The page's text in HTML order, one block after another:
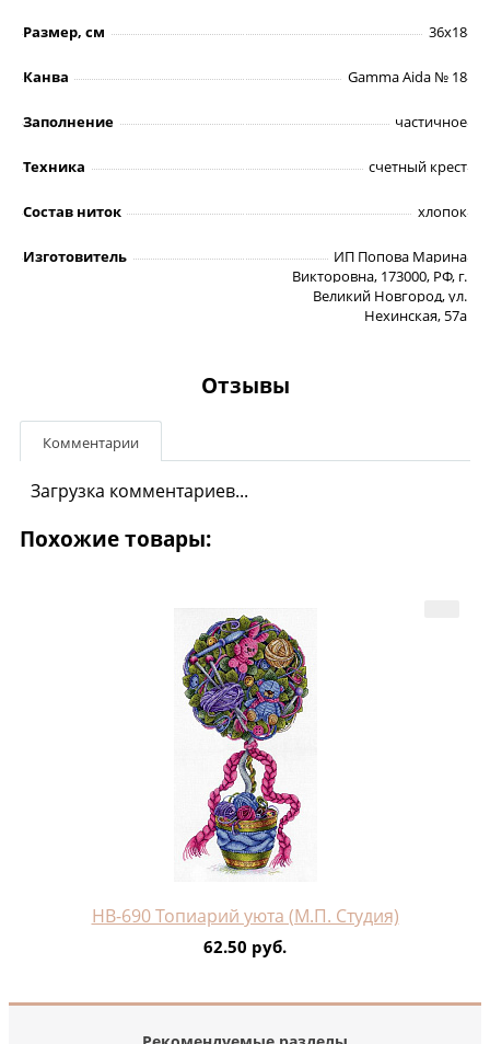
Размер, см 36х18
Канва Gamma Aida № 18
Заполнение частичное
Техника счетный крест
Состав ниток хлопок
Изготовитель
ИП Попова Марина
Викторовна, 173000, РФ, г.
Великий Новгород, ул.
Нехинская, 57а
Отзывы
Комментарии
Загрузка комментариев...
Похожие товары:
НВ-690 Топиарий уюта (М.П. Студия)
62.50 руб.